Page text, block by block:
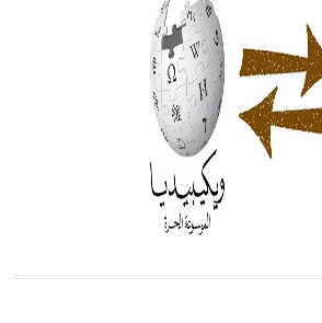
الطب من الدين والفلسفة.
إفراز حيواني يتكون في البحر ويتركب
وهو أحمر أو شديد الحمرة وهو
بكبر الحجم ويسمى الش
كلمة فرنسية اللفظ تم اعتمادها مصطلحاً